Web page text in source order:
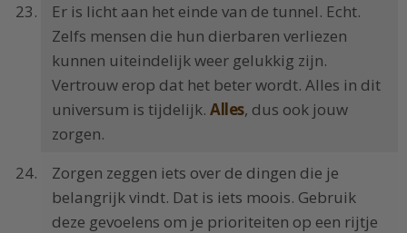
Er is licht aan het einde van de tunnel. Echt.
Zelfs mensen die hun dierbaren verliezen
kunnen uiteindelijk weer gelukkig zijn.
Vertrouw erop dat het beter wordt. Alles in dit
universum is tijdelijk. Alles, dus ook jouw
zorgen.
Zorgen zeggen iets over de dingen die je
belangrijk vindt. Dat is iets moois. Gebruik
deze gevoelens om je prioriteiten op een rijtje